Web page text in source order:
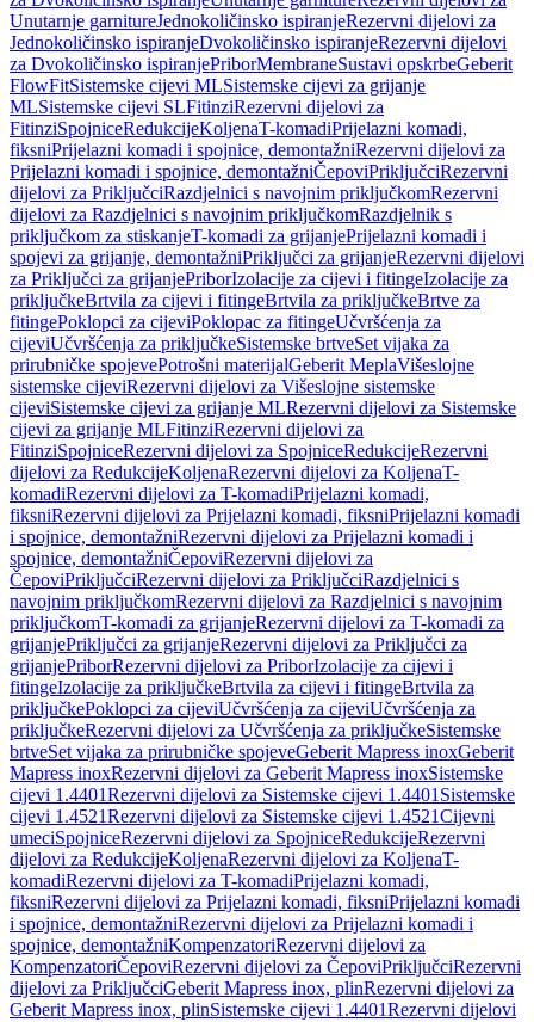
Unutarnje garnitureJednokoličinsko ispiranjeRezervni dijelovi za
Jednokoličinsko ispiranjeDvokoličinsko ispiranjeRezervni dijelovi
za Dvokoličinsko ispiranjePriborMembraneSustavi opskrbeGeberit
FlowFitSistemske cijevi MLSistemske cijevi za grijanje
MLSistemske cijevi SLFitinziRezervni dijelovi za
FitinziSpojniceRedukcijeKoljenaT-komadiPrijelazni komadi,
fiksniPrijelazni komadi i spojnice, demontažniRezervni dijelovi za
Prijelazni komadi i spojnice, demontažniČepoviPriključciRezervni
dijelovi za PriključciRazdjelnici s navojnim priključkomRezervni
dijelovi za Razdjelnici s navojnim priključkomRazdjelnik s
priključkom za stiskanjeT-komadi za grijanjePrijelazni komadi i
spojevi za grijanje, demontažniPriključci za grijanjeRezervni dijelovi
za Priključci za grijanjePriborIzolacije za cijevi i fitingeIzolacije za
priključkeBrtvila za cijevi i fitingeBrtvila za priključkeBrtve za
fitingePoklopci za cijeviPoklopac za fitingeUčvršćenja za
cijeviUčvršćenja za priključkeSistemske brtveSet vijaka za
prirubničke spojevePotrošni materijalGeberit MeplaVišeslojne
sistemske cijeviRezervni dijelovi za Višeslojne sistemske
cijeviSistemske cijevi za grijanje MLRezervni dijelovi za Sistemske
cijevi za grijanje MLFitinziRezervni dijelovi za
FitinziSpojniceRezervni dijelovi za SpojniceRedukcijeRezervni
dijelovi za RedukcijeKoljenaRezervni dijelovi za KoljenaT-
komadiRezervni dijelovi za T-komadiPrijelazni komadi,
fiksniRezervni dijelovi za Prijelazni komadi, fiksniPrijelazni komadi
i spojnice, demontažniRezervni dijelovi za Prijelazni komadi i
spojnice, demontažniČepoviRezervni dijelovi za
ČepoviPriključciRezervni dijelovi za PriključciRazdjelnici s
navojnim priključkomRezervni dijelovi za Razdjelnici s navojnim
priključkomT-komadi za grijanjeRezervni dijelovi za T-komadi za
grijanjePriključci za grijanjeRezervni dijelovi za Priključci za
grijanjePriborRezervni dijelovi za PriborIzolacije za cijevi i
fitingeIzolacije za priključkeBrtvila za cijevi i fitingeBrtvila za
priključkePoklopci za cijeviUčvršćenja za cijeviUčvršćenja za
priključkeRezervni dijelovi za Učvršćenja za priključkeSistemske
brtveSet vijaka za prirubničke spojeveGeberit Mapress inoxGeberit
Mapress inoxRezervni dijelovi za Geberit Mapress inoxSistemske
cijevi 1.4401Rezervni dijelovi za Sistemske cijevi 1.4401 Sistemske
cijevi 1.4521Rezervni dijelovi za Sistemske cijevi 1.4521Cijevni
umeciSpojniceRezervni dijelovi za SpojniceRedukcijeRezervni
dijelovi za RedukcijeKoljenaRezervni dijelovi za KoljenaT-
komadiRezervni dijelovi za T-komadiPrijelazni komadi,
fiksniRezervni dijelovi za Prijelazni komadi, fiksniPrijelazni komadi
i spojnice, demontažniRezervni dijelovi za Prijelazni komadi i
spojnice, demontažniKompenzatoriRezervni dijelovi za
KompenzatoriČepoviRezervni dijelovi za ČepoviPriključciRezervni
dijelovi za PriključciGeberit Mapress inox, plinRezervni dijelovi za
Geberit Mapress inox, plinSistemske cijevi 1.4401Rezervni dijelovi